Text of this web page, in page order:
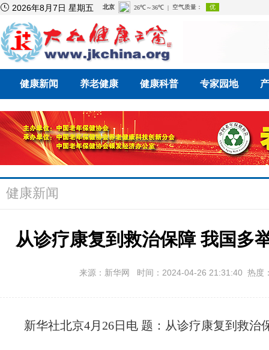
 2026年8月7日 星期五
健康新闻 养老健康 健康科普 专家园地
健康新闻
从诊疗康复到救治保障 我国多
来源：新华网 时间：2024-04-26 21:31:40 热度
新华社北京4月26日电 题：从诊疗康复到救治